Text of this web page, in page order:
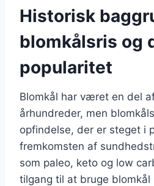
Historisk
blomkålsris og
popularitet
Blomkål har været en del
århundreder, men
opfindelse, der er steget i
fremkomsten af
som paleo, keto og low
tilgang til at bruge